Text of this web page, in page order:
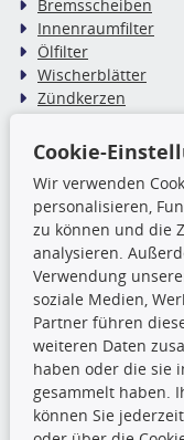
Bremsscheiben
Innenraumfilter
Ölfilter
Wischerblätter
Zündkerzen
TecDoc Inside
unterlassen, die
vorherige
verbreiten und/oder
zu lassen. Ein
Ronny’s Newsletter
Cookie-
Wir verwenden
personalisieren,
zu können und die
analysieren.
Verwendung
soziale Medien,
Partner führen
weiteren Daten
haben oder die sie
gesammelt haben.
können Sie